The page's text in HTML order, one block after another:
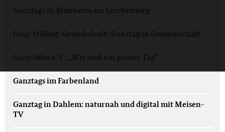
Ganztags in Monheim am Lerchenweg
Jung-Stilling-Grundschule: Ganztag in Gemeinschaft
Ganz Selm e. V.: „Wir sind ein ganzer Tag“
Ganztags im Farbenland
Ganztag in Dahlem: naturnah und digital mit Meisen-
TV